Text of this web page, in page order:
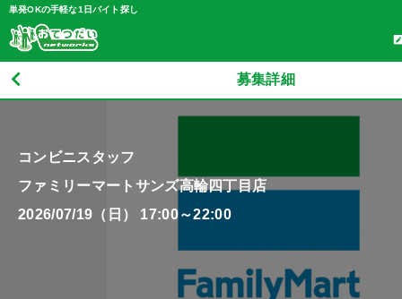
単発OKの手軽な1日バイト探し
募集詳細
コンビニスタッフ
ファミリーマートサンズ高輪四丁目店
2026/07/19（日） 17:00～22:00